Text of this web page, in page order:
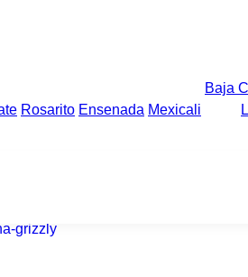
Rosarito Ensenada Mexicali
Baja